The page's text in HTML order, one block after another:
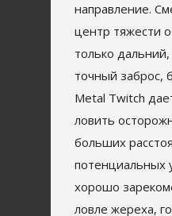
направление.
центр тяжести
только
точный заброс,
Metal Twitch
ловить
больших
потенциальных
хорошо
ловле жереха,